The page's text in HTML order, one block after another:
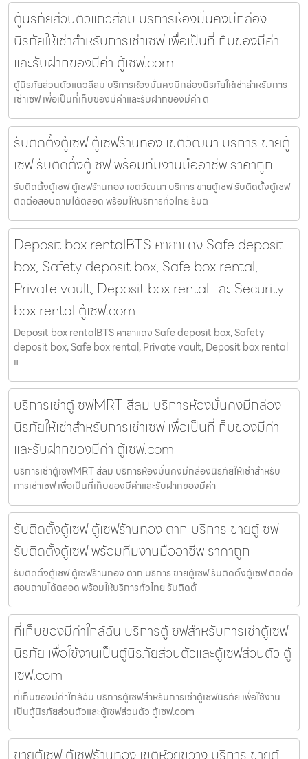
ตู้นิรภัยส่วนตัวแถวสีลม บริการห้องมั่นคงมีกล่อง
นิรภัยให้เช่าสำหรับการเช่าเซฟ เพื่อเป็นที่เก็บของมีค่า
และรับฝากของมีค่า ตู้เซฟ.com
ตู้นิรภัยส่วนตัวแถวสีลม บริการห้องมั่นคงมีกล่องนิรภัยให้เช่าสำหรับการ
เช่าเซฟ เพื่อเป็นที่เก็บของมีค่าและรับฝากของมีค่า ต
รับติดตั้งตู้เซฟ ตู้เซฟร้านทอง เขตวัฒนา บริการ ขายตู้
เซฟ รับติดตั้งตู้เซฟ พร้อมทีมงานมืออาชีพ ราคาถูก
รับติดตั้งตู้เซฟ ตู้เซฟร้านทอง เขตวัฒนา บริการ ขายตู้เซฟ รับติดตั้งตู้เซฟ
ติดต่อสอบถามได้ตลอด พร้อมให้บริการทั่วไทย รับต
Deposit box rentalBTS ศาลาแดง Safe deposit
box, Safety deposit box, Safe box rental,
Private vault, Deposit box rental และ Security
box rental ตู้เซฟ.com
Deposit box rentalBTS ศาลาแดง Safe deposit box, Safety
deposit box, Safe box rental, Private vault, Deposit box rental
แ
บริการเช่าตู้เซฟMRT สีลม บริการห้องมั่นคงมีกล่อง
นิรภัยให้เช่าสำหรับการเช่าเซฟ เพื่อเป็นที่เก็บของมีค่า
และรับฝากของมีค่า ตู้เซฟ.com
บริการเช่าตู้เซฟMRT สีลม บริการห้องมั่นคงมีกล่องนิรภัยให้เช่าสำหรับ
การเช่าเซฟ เพื่อเป็นที่เก็บของมีค่าและรับฝากของมีค่า
รับติดตั้งตู้เซฟ ตู้เซฟร้านทอง ตาก บริการ ขายตู้เซฟ
รับติดตั้งตู้เซฟ พร้อมทีมงานมืออาชีพ ราคาถูก
รับติดตั้งตู้เซฟ ตู้เซฟร้านทอง ตาก บริการ ขายตู้เซฟ รับติดตั้งตู้เซฟ ติดต่อ
สอบถามได้ตลอด พร้อมให้บริการทั่วไทย รับติดตั้
ที่เก็บของมีค่าใกล้ฉัน บริการตู้เซฟสำหรับการเช่าตู้เซฟ
นิรภัย เพื่อใช้งานเป็นตู้นิรภัยส่วนตัวและตู้เซฟส่วนตัว ตู้
เซฟ.com
ที่เก็บของมีค่าใกล้ฉัน บริการตู้เซฟสำหรับการเช่าตู้เซฟนิรภัย เพื่อใช้งาน
เป็นตู้นิรภัยส่วนตัวและตู้เซฟส่วนตัว ตู้เซฟ.com